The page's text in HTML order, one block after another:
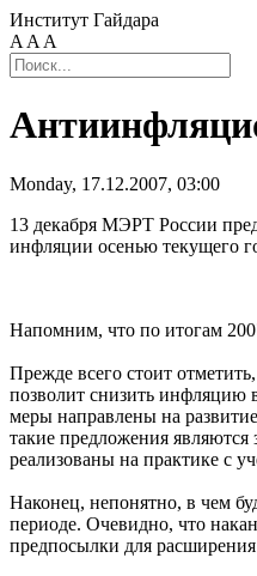
Институт Гайдара
A A A
Monday, 17.12.2007, 03:00
13 декабря МЭРТ России
инфляции осенью текущего
Напомним, что по итогам
Прежде всего стоит
позволит снизить инфляцию
меры направлены на
такие предложения
реализованы на практике с
Наконец, непонятно, в чем
периоде. Очевидно, что
предпосылки для